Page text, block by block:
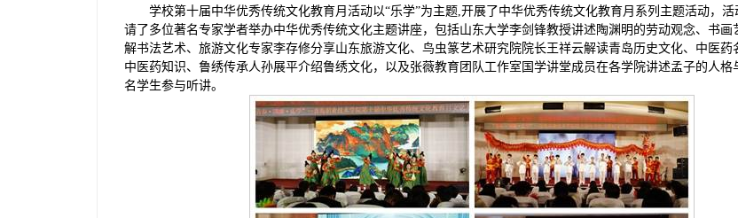
学校第十届中华优秀传统文化教育月活动以“乐学”为主题,开展了中华优秀传统文化教育月系列主题活动，
请了多位著名专家学者举办中华优秀传统文化主题讲座，包括山东大学李剑锋教授讲述陶渊明的劳动观念、书画
解书法艺术、旅游文化专家李存修分享山东旅游文化、鸟虫篆艺术研究院院长王祥云解读青岛历史文化、中医药
中医药知识、鲁绣传承人孙展平介绍鲁绣文化，以及张薇教育团队工作室国学讲堂成员在各学院讲述孟子的人格
名学生参与听讲。